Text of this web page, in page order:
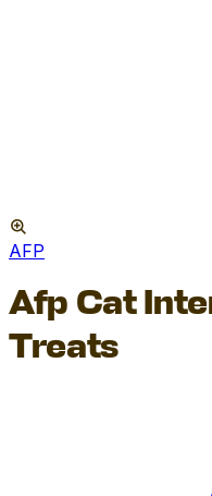
AFP
Afp Cat
Treats